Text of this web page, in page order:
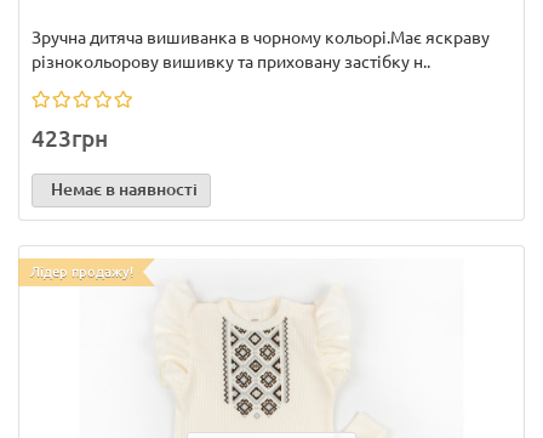
Зручна дитяча вишиванка в чорному кольорі.Має яскраву
різнокольорову вишивку та приховану застібку н..
423грн
Немає в наявності
Лідер продажу!